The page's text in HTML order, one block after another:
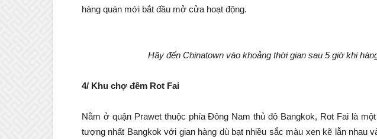
hàng quán mới bắt đầu mở cửa hoạt động.
Hãy đến Chinatown vào khoảng thời gian sau 5 giờ khi
4/ Khu chợ đêm Rot Fai
Nằm ở quận Prawet thuộc phía Đông Nam thủ đô Bangkok, Rot Fai là
tượng nhất Bangkok với gian hàng dù bạt nhiều sắc màu xen kẽ lẫn nhau